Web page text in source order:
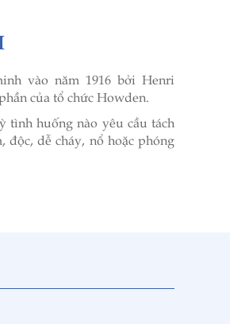
vào năm 1916 bởi Henri
của tổ chức Howden.
tình huống nào yêu cầu tách
dễ cháy, nổ hoặc phóng